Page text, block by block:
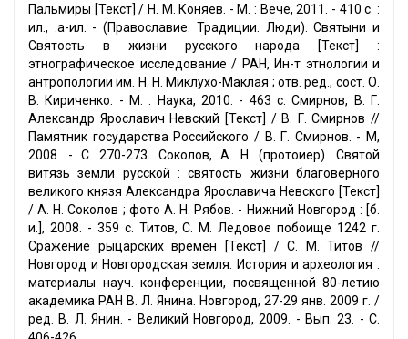
Пальмиры [Текст] / Н. М. Коняев. - М. : Вече, 2011. - 410 с. :
ил., .a-ил. - (Православие. Традиции. Люди). Святыни и
Святость в жизни русского народа [Текст] :
этнографическое исследование / РАН, Ин-т этнологии и
антропологии им. Н. Н. Миклухо-Маклая ; отв. ред., сост. О.
В. Кириченко. - М. : Наука, 2010. - 463 с. Смирнов, В. Г.
Александр Ярославич Невский [Текст] / В. Г. Смирнов //
Памятник государства Российского / В. Г. Смирнов. - М,
2008. - С. 270-273. Соколов, А. Н. (протоиер). Святой
витязь земли русской : святость жизни благоверного
великого князя Александра Ярославича Невского [Текст]
/ А. Н. Соколов ; фото А. Н. Рябов. - Нижний Новгород : [б.
и.], 2008. - 359 с. Титов, С. М. Ледовое побоище 1242 г.
Сражение рыцарских времен [Текст] / С. М. Титов //
Новгород и Новгородская земля. История и археология :
материалы науч. конференции, посвященной 80-летию
академика РАН В. Л. Янина. Новгород, 27-29 янв. 2009 г. /
ред. В. Л. Янин. - Великий Новгород, 2009. - Вып. 23. - С.